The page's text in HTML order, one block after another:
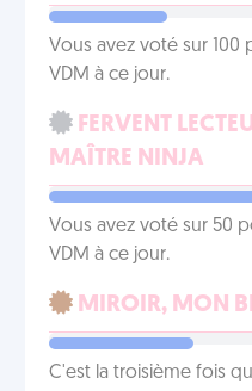
Vous avez voté sur 100
VDM à ce jour.
FERVENT
MAÎTRE NINJA
Vous avez voté sur 50
VDM à ce jour.
MIROIR, MON
C'est la troisième fois